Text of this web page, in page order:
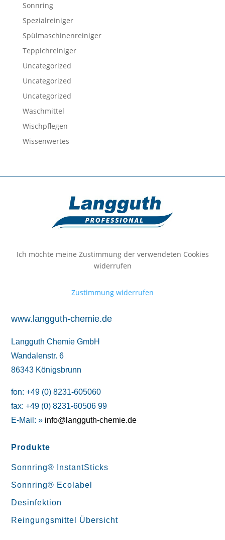
Sonnring
Spezialreiniger
Spülmaschinenreiniger
Teppichreiniger
Uncategorized
Uncategorized
Uncategorized
Waschmittel
Wischpflegen
Wissenwertes
Ich möchte meine Zustimmung der verwendeten Cookies
widerrufen
Zustimmung widerrufen
www.langguth-chemie.de
Langguth Chemie GmbH
Wandalenstr. 6
86343 Königsbrunn
fon: +49 (0) 8231-605060
fax: +49 (0) 8231-60506 99
E-Mail: » info@langguth-chemie.de
Produkte
Sonnring® InstantSticks
Sonnring® Ecolabel
Desinfektion
Reingungsmittel Übersicht